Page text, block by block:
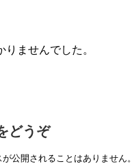
りませんでした。
どうぞ
公開されることはありません。